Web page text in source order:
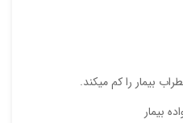
بیمار را کم میکند.
بیمار